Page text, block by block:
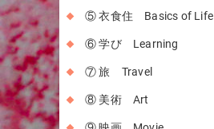
⑤ 衣食住 Basics of Life
⑥ 学び Learning
⑦ 旅 Travel
⑧ 美術 Art